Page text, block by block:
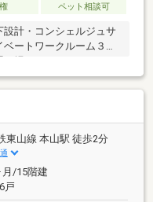
ペット相談可
計・コンシェルジュサ
ートワークルーム３室
造・ロータリー式の車
ム採用・ペット飼育可
を抑える制振構造設備
ートップ天板、ディス
水器付きシャワー水栓
クレイドル浴槽、ダウ
ー洗面所：三面鏡収
造大理石）、浴室換気
東山線 本山駅 徒歩2分
/15階建
戸